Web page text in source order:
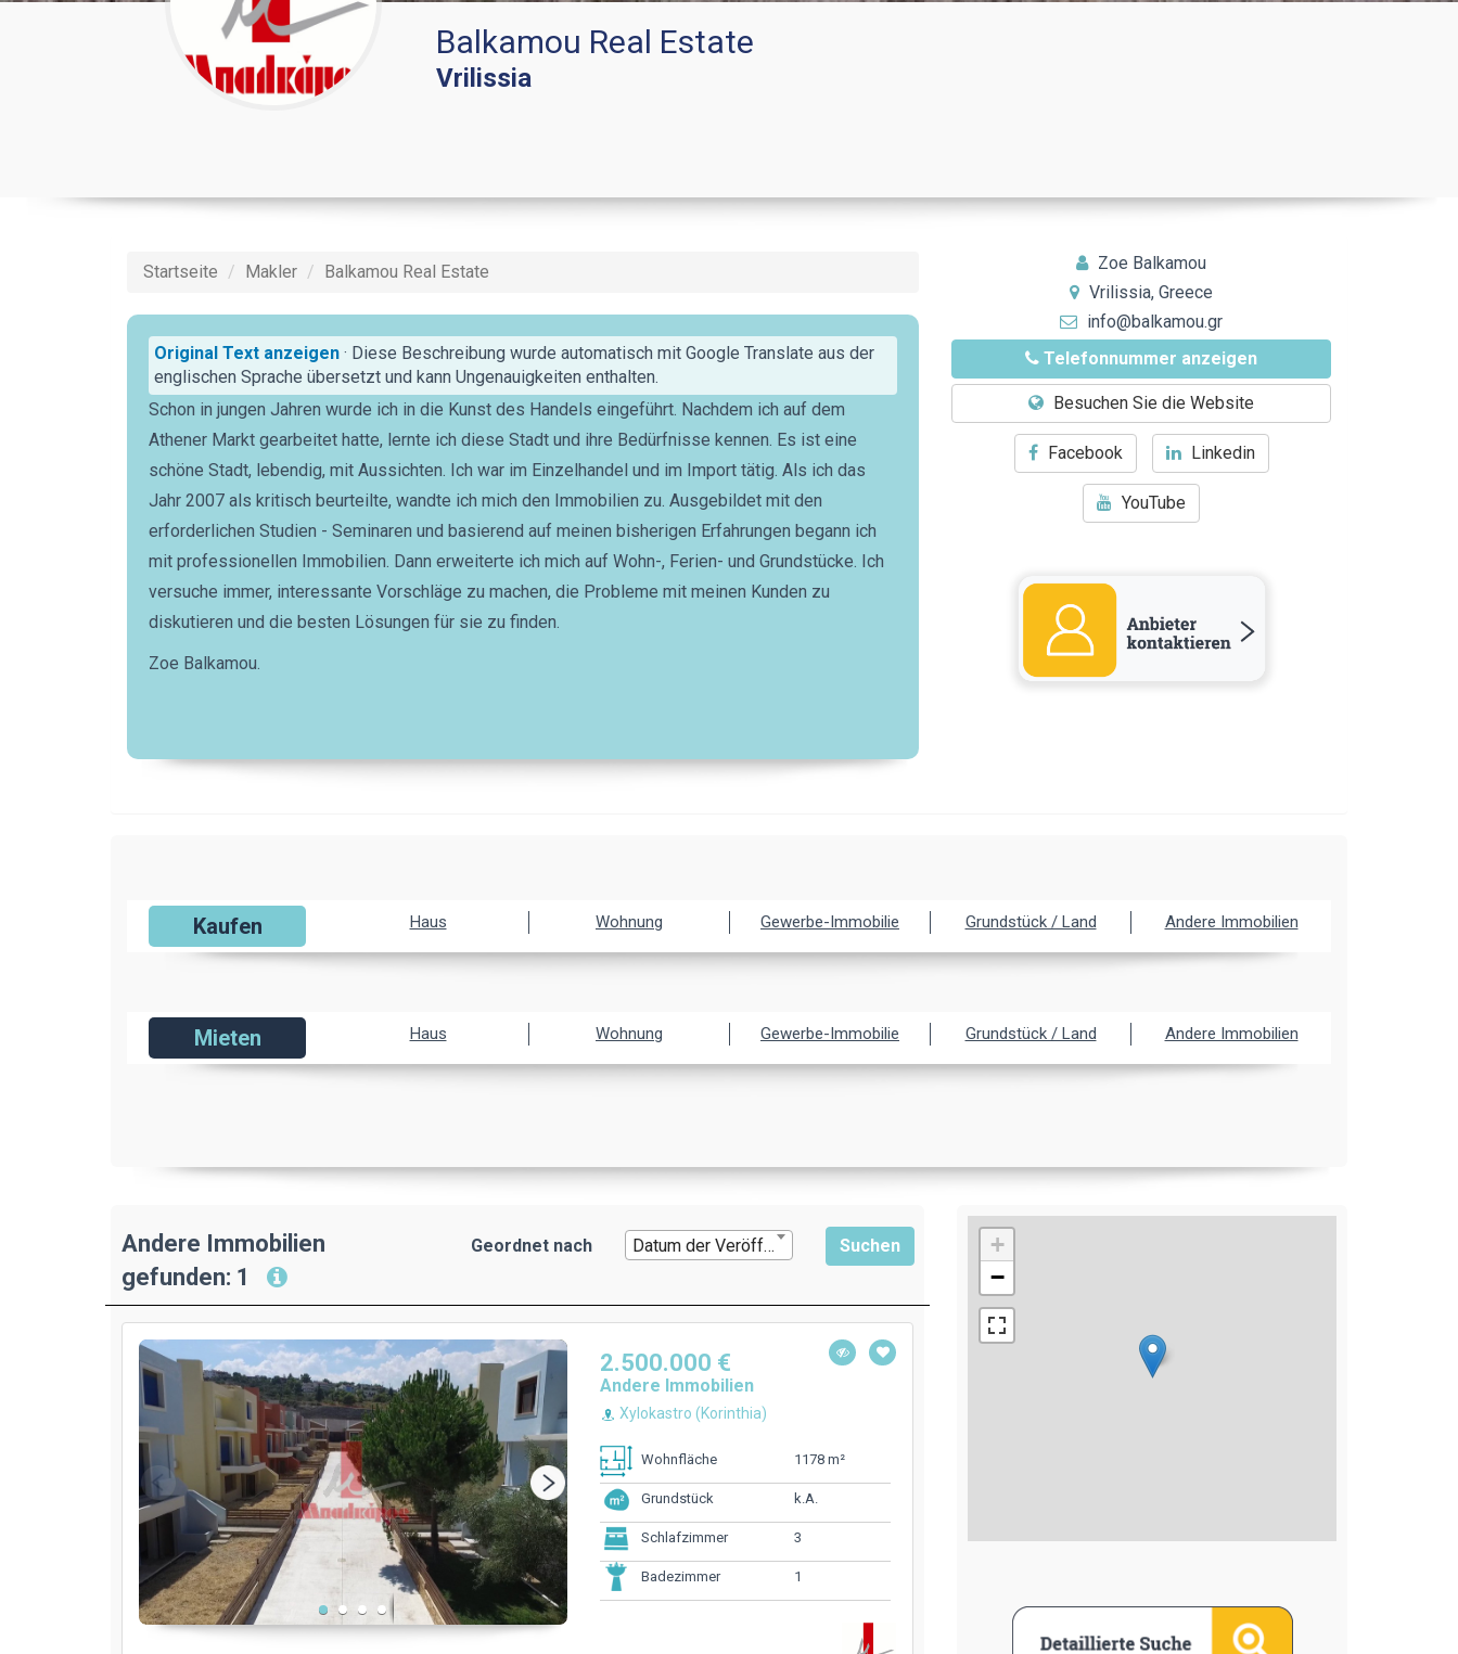
Balkamou Real Estate
Vrilissia
Startseite Makler Balkamou Real Estate
Original Text anzeigen · Diese Beschreibung wurde automatisch mit Google Translate aus der
englischen Sprache übersetzt und kann Ungenauigkeiten enthalten.
Schon in jungen Jahren wurde ich in die Kunst des Handels eingeführt. Nachdem ich auf dem
Athener Markt gearbeitet hatte, lernte ich diese Stadt und ihre Bedürfnisse kennen. Es ist eine
schöne Stadt, lebendig, mit Aussichten. Ich war im Einzelhandel und im Import tätig. Als ich das
Jahr 2007 als kritisch beurteilte, wandte ich mich den Immobilien zu. Ausgebildet mit den
erforderlichen Studien - Seminaren und basierend auf meinen bisherigen Erfahrungen begann ich
mit professionellen Immobilien. Dann erweiterte ich mich auf Wohn-, Ferien- und Grundstücke. Ich
versuche immer, interessante Vorschläge zu machen, die Probleme mit meinen Kunden zu
diskutieren und die besten Lösungen für sie zu finden.
Zoe Balkamou.
Zoe Balkamou
Vrilissia, Greece
info@balkamou.gr
Telefonnummer anzeigen
Besuchen Sie die Website
Facebook Linkedin
YouTube
Kaufen Haus Wohnung Gewerbe-Immobilie Grundstück / Land Andere Immobilien
Mieten Haus Wohnung Gewerbe-Immobilie Grundstück / Land Andere Immobilien
Andere Immobilien
gefunden: 1
Geordnet nach Datum der Veröffentlichung
2.500.000 €
Andere Immobilien
Xylokastro (Korinthia)
Wohnfläche 1178 m²
Grundstück k.A.
Schlafzimmer 3
Badezimmer 1
+
−